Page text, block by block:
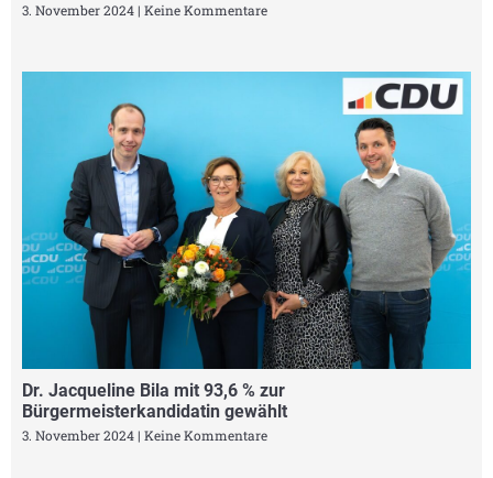
3. November 2024 Keine Kommentare
Dr. Jacqueline Bila mit 93,6 % zur
Bürgermeisterkandidatin gewählt
3. November 2024 Keine Kommentare